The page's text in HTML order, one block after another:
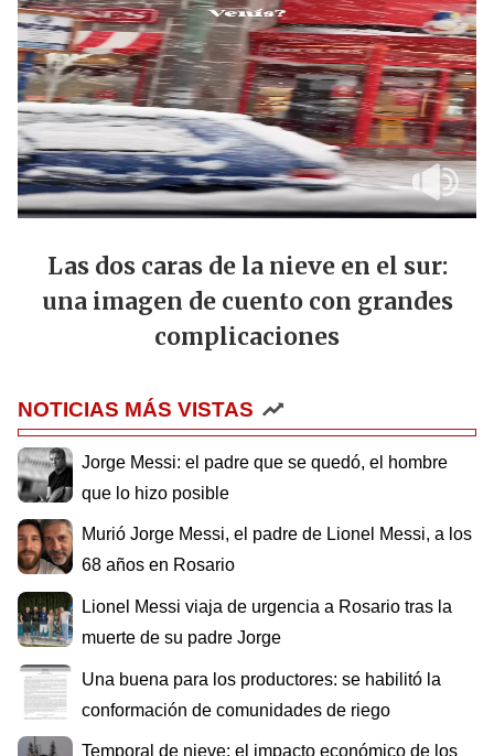
Las dos caras de la nieve en el sur:
una imagen de cuento con grandes
complicaciones
NOTICIAS MÁS VISTAS
Jorge Messi: el padre que se quedó, el hombre
que lo hizo posible
Murió Jorge Messi, el padre de Lionel Messi, a los
68 años en Rosario
Lionel Messi viaja de urgencia a Rosario tras la
muerte de su padre Jorge
Una buena para los productores: se habilitó la
conformación de comunidades de riego
Temporal de nieve: el impacto económico de los